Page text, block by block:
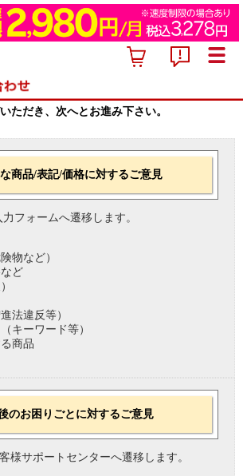
ただき、次へとお進み下さい。
商品/表記/価格に対するご意見
力フォームへ遷移します。
物など）
ど
法違反等）
キーワード等）
商品
のお困りごとに対するご意見
様サポートセンターへ遷移します。